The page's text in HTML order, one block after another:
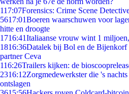
117:07Forensics: Crime Scene
5617:01Boeren waarschuwen voor
hitte en droogte
1716:41Italiaanse vrouw wint 1
1816:36Datalek bij Bol en de Bijenkorf
partner Ceva
116:26Trailers kijken: de
2316:12Zorgmedewerkster die 's
ontslagen